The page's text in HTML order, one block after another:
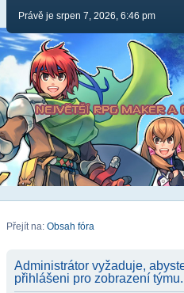
Právě je srpen 7, 2026, 6:46 pm
Přejít na: Obsah fóra
Administrátor vyžaduje,
přihlášeni pro zobrazení týmu.